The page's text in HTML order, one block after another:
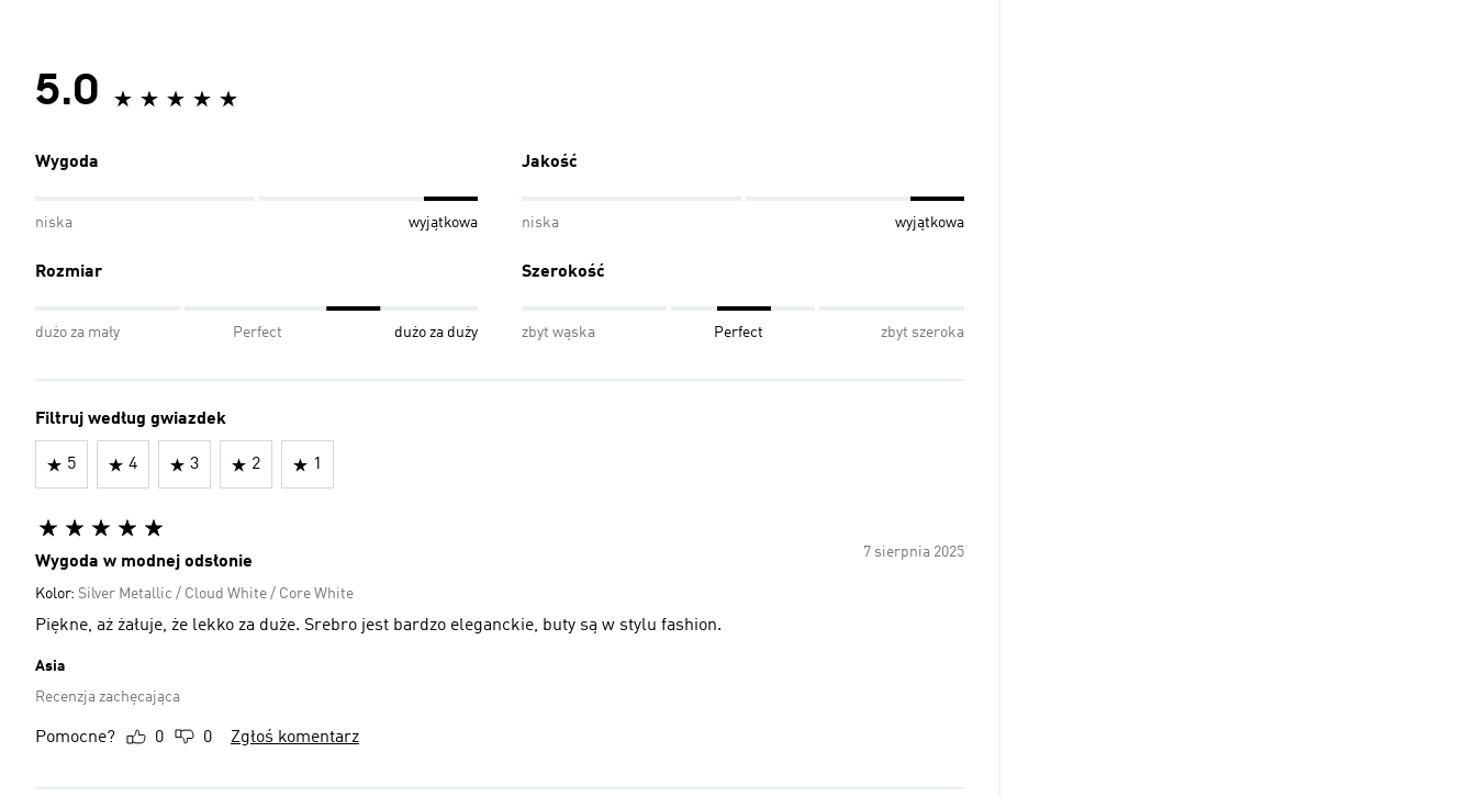
5.0
Wygoda
niska wyjątkowa
Jakość
niska wyjątkowa
Rozmiar
dużo za mały Perfect dużo za duży
Szerokość
zbyt wąska Perfect zbyt szeroka
Filtruj według gwiazdek
5 4 3 2 1
7 sierpnia 2025
Wygoda w modnej odsłonie
Kolor: Silver Metallic / Cloud White / Core White
Piękne, aż żałuje, że lekko za duże. Srebro jest bardzo eleganckie, buty są w stylu fashion.
Asia
Recenzja zachęcająca
Pomocne? 0 0 Zgłoś komentarz